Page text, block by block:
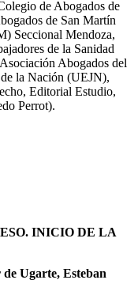
de Abogados de
de San Martín
Seccional Mendoza,
de la Sanidad
Abogados del
la Nación (UEJN),
Editorial Estudio,
Perrot).
INICIO DE LA
Ugarte, Esteban